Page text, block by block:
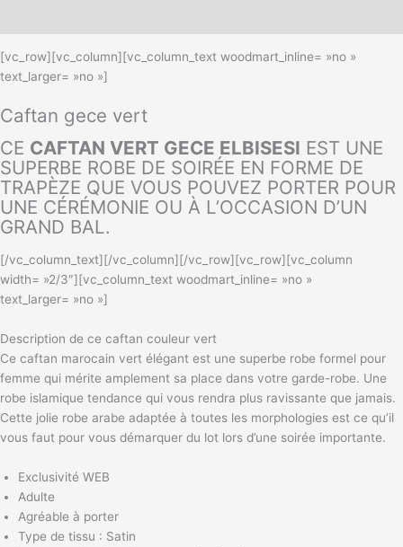
[vc_row][vc_column][vc_column_text woodmart_inline= »no »
text_larger= »no »]
Caftan gece vert
CE CAFTAN VERT GECE ELBISESI EST UNE
SUPERBE ROBE DE SOIRÉE EN FORME DE
TRAPÈZE QUE VOUS POUVEZ PORTER POUR
UNE CÉRÉMONIE OU À L’OCCASION D’UN
GRAND BAL.
[/vc_column_text][/vc_column][/vc_row][vc_row][vc_column
width= »2/3″][vc_column_text woodmart_inline= »no »
text_larger= »no »]
Description de ce caftan couleur vert
Ce caftan marocain vert élégant est une superbe robe formel pour
femme qui mérite amplement sa place dans votre garde-robe. Une
robe islamique tendance qui vous rendra plus ravissante que jamais.
Cette jolie robe arabe adaptée à toutes les morphologies est ce qu’il
vous faut pour vous démarquer du lot lors d’une soirée importante.
Exclusivité WEB
Adulte
Agréable à porter
Type de tissu : Satin